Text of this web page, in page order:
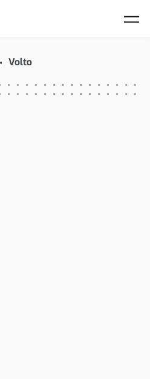
Volto